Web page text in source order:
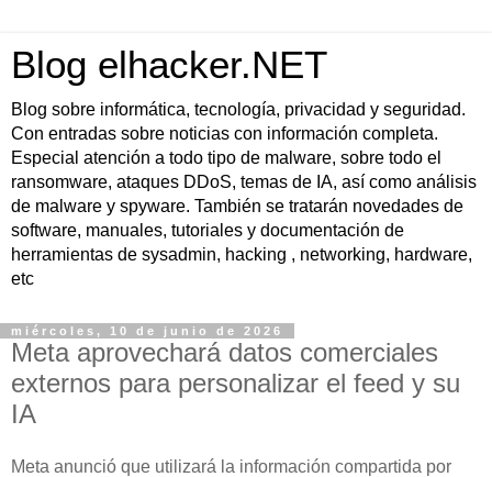
Blog elhacker.NET
Blog sobre informática, tecnología, privacidad y seguridad.
Con entradas sobre noticias con información completa.
Especial atención a todo tipo de malware, sobre todo el
ransomware, ataques DDoS, temas de IA, así como análisis
de malware y spyware. También se tratarán novedades de
software, manuales, tutoriales y documentación de
herramientas de sysadmin, hacking , networking, hardware,
etc
miércoles, 10 de junio de 2026
Meta aprovechará datos comerciales
externos para personalizar el feed y su
IA
Meta anunció que utilizará la información compartida por